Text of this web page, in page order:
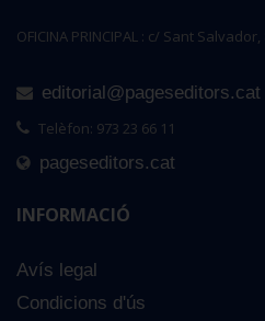
OFICINA PRINCIPAL : c/ Sant
editorial@pageseditors.cat
Telèfon: 973 23 66 11
pageseditors.cat
INFORMACIÓ
Avís legal
Condicions d'ús